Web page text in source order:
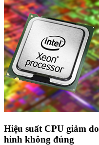
Hiệu suất CPU giảm
hình không đúng